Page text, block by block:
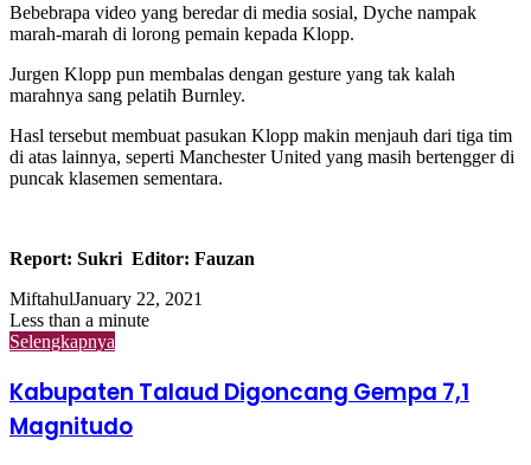
Bebebrapa video yang beredar di media sosial, Dyche nampak
marah-marah di lorong pemain kepada Klopp.
Jurgen Klopp pun membalas dengan gesture yang tak kalah
marahnya sang pelatih Burnley.
Hasl tersebut membuat pasukan Klopp makin menjauh dari tiga tim
di atas lainnya, seperti Manchester United yang masih bertengger di
puncak klasemen sementara.
Report: Sukri Editor: Fauzan
MiftahulJanuary 22, 2021
Less than a minute
Selengkapnya
Kabupaten Talaud Digoncang Gempa 7,1
Magnitudo